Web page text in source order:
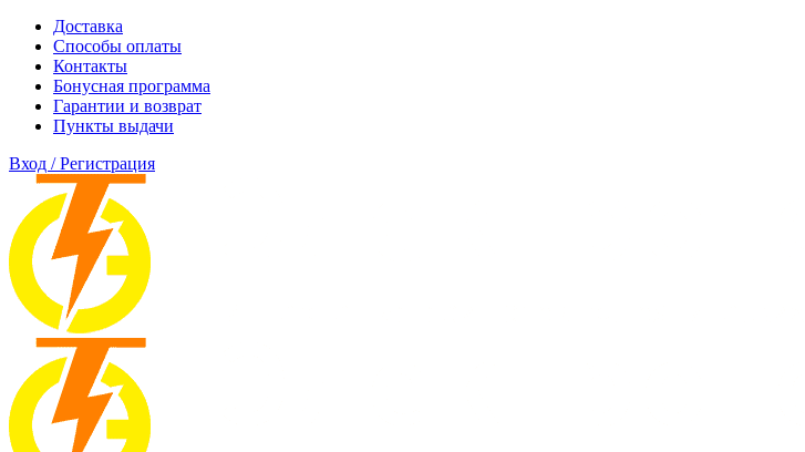
Доставка
Способы оплаты
Контакты
Бонусная программа
Гарантии и возврат
Пункты выдачи
Вход / Регистрация